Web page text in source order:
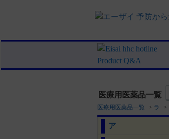
医療用医薬品一覧
医療用医薬品一覧 > ラ >
ア